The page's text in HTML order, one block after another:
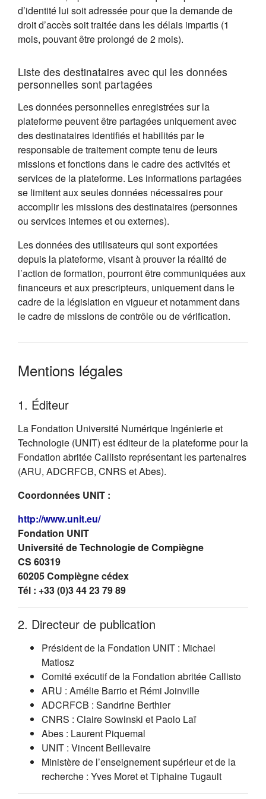
d’identité lui soit adressée pour que la demande de
droit d’accès soit traitée dans les délais impartis (1
mois, pouvant être prolongé de 2 mois).
Liste des destinataires avec qui les données
personnelles sont partagées
Les données personnelles enregistrées sur la
plateforme peuvent être partagées uniquement avec
des destinataires identifiés et habilités par le
responsable de traitement compte tenu de leurs
missions et fonctions dans le cadre des activités et
services de la plateforme. Les informations partagées
se limitent aux seules données nécessaires pour
accomplir les missions des destinataires (personnes
ou services internes et ou externes).
Les données des utilisateurs qui sont exportées
depuis la plateforme, visant à prouver la réalité de
l’action de formation, pourront être communiquées aux
financeurs et aux prescripteurs, uniquement dans le
cadre de la législation en vigueur et notamment dans
le cadre de missions de contrôle ou de vérification.
Mentions légales
1. Éditeur
La Fondation Université Numérique Ingénierie et
Technologie (UNIT) est éditeur de la plateforme pour la
Fondation abritée Callisto représentant les partenaires
(ARU, ADCRFCB, CNRS et Abes).
Coordonnées UNIT :
http://www.unit.eu/(s'ouvre dans un nouvel onglet)
Fondation UNIT
Université de Technologie de Compiègne
CS 60319
60205 Compiègne cédex
Tél : +33 (0)3 44 23 79 89
2. Directeur de publication
Président de la Fondation UNIT : Michael
Matlosz
Comité exécutif de la Fondation abritée Callisto
ARU : Amélie Barrio et Rémi Joinville
ADCRFCB : Sandrine Berthier
CNRS : Claire Sowinski et Paolo Laï
Abes : Laurent Piquemal
UNIT : Vincent Beillevaire
Ministère de l’enseignement supérieur et de la
recherche : Yves Moret et Tiphaine Tugault